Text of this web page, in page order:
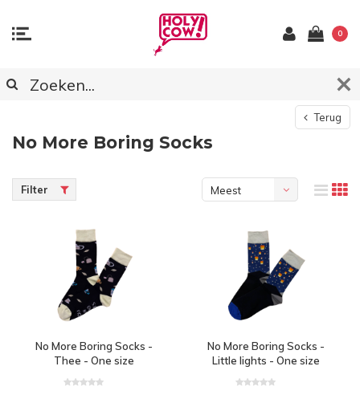
0
Terug
No More Boring Socks
Filter
Meest
No More Boring Socks -
Thee - One size
No More Boring Socks -
Little lights - One size